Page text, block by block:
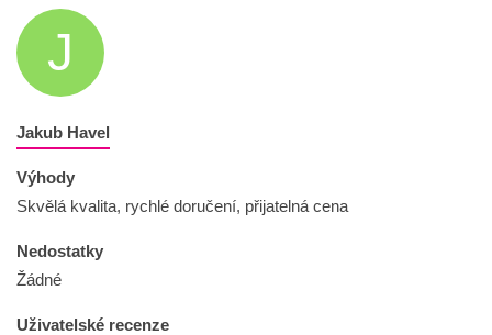
J
Jakub Havel
Výhody
Skvělá kvalita, rychlé doručení, přijatelná cena
Nedostatky
Žádné
Uživatelské recenze